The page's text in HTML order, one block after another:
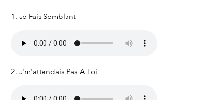
1. Je Fais Semblant
2. J'm'attendais Pas A Toi